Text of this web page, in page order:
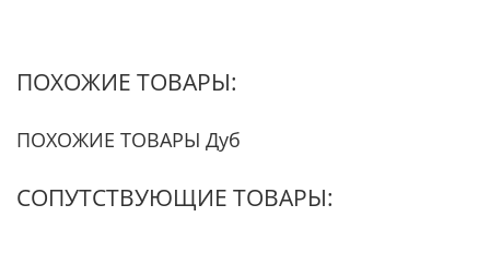
ПОХОЖИЕ ТОВАРЫ:
ПОХОЖИЕ ТОВАРЫ Дуб
СОПУТСТВУЮЩИЕ ТОВАРЫ: